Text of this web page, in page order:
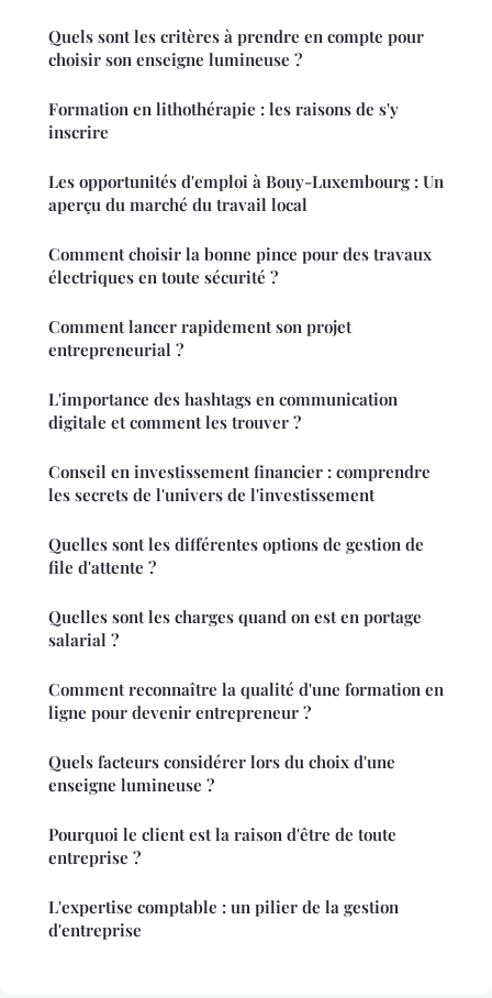
Quels sont les critères à prendre en compte pour
choisir son enseigne lumineuse ?
Formation en lithothérapie : les raisons de s'y
inscrire
Les opportunités d'emploi à Bouy-Luxembourg : Un
aperçu du marché du travail local
Comment choisir la bonne pince pour des travaux
électriques en toute sécurité ?
Comment lancer rapidement son projet
entrepreneurial ?
L'importance des hashtags en communication
digitale et comment les trouver ?
Conseil en investissement financier : comprendre
les secrets de l'univers de l'investissement
Quelles sont les différentes options de gestion de
file d'attente ?
Quelles sont les charges quand on est en portage
salarial ?
Comment reconnaître la qualité d'une formation en
ligne pour devenir entrepreneur ?
Quels facteurs considérer lors du choix d'une
enseigne lumineuse ?
Pourquoi le client est la raison d'être de toute
entreprise ?
L'expertise comptable : un pilier de la gestion
d'entreprise